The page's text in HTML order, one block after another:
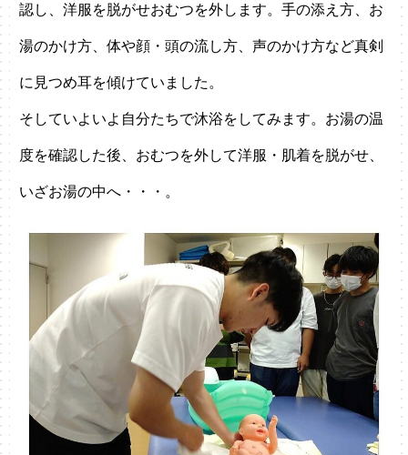
認し、洋服を脱がせおむつを外します。手の添え方、お
湯のかけ方、体や顔・頭の流し方、声のかけ方など真剣
に見つめ耳を傾けていました。
そしていよいよ自分たちで沐浴をしてみます。お湯の温
度を確認した後、おむつを外して洋服・肌着を脱がせ、
いざお湯の中へ・・・。